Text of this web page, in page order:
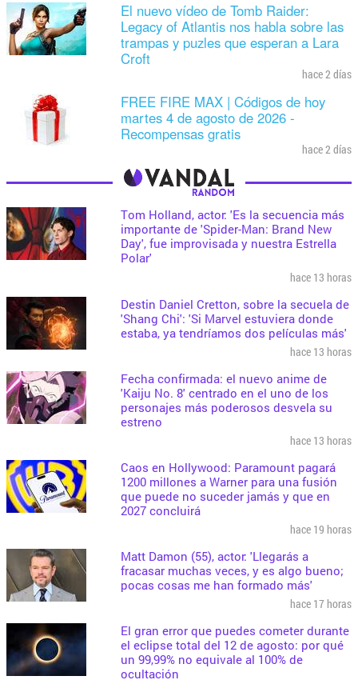
El nuevo vídeo de Tomb Raider:
Legacy of Atlantis nos habla sobre las
trampas y puzles que esperan a Lara
Croft
hace 2 días
FREE FIRE MAX | Códigos de hoy
martes 4 de agosto de 2026 -
Recompensas gratis
hace 2 días
Tom Holland, actor: 'Es la secuencia más
importante de 'Spider-Man: Brand New
Day', fue improvisada y nuestra Estrella
Polar'
hace 13 horas
Destin Daniel Cretton, sobre la secuela de
'Shang Chi': 'Si Marvel estuviera donde
estaba, ya tendríamos dos películas más'
hace 13 horas
Fecha confirmada: el nuevo anime de
'Kaiju No. 8' centrado en el uno de los
personajes más poderosos desvela su
estreno
hace 13 horas
Caos en Hollywood: Paramount pagará
1200 millones a Warner para una fusión
que puede no suceder jamás y que en
2027 concluirá
hace 19 horas
Matt Damon (55), actor: 'Llegarás a
fracasar muchas veces, y es algo bueno;
pocas cosas me han formado más'
hace 17 horas
El gran error que puedes cometer durante
el eclipse total del 12 de agosto: por qué
un 99,99% no equivale al 100% de
ocultación